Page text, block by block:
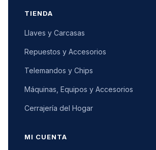
TIENDA
Llaves y Carcasas
Repuestos y Accesorios
Telemandos y Chips
Máquinas, Equipos y Accesorios
Cerrajería del Hogar
MI CUENTA